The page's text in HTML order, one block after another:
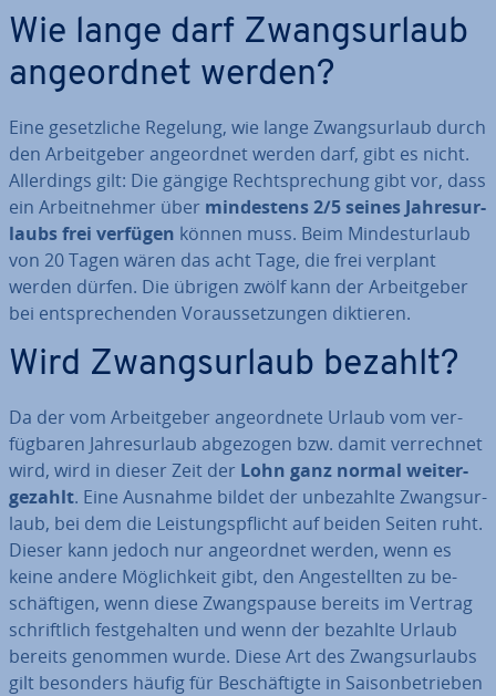
Wie lange darf Zwangs­ur­laub
an­ge­ord­net werden?
Eine ge­setz­li­che Regelung, wie lange Zwangs­ur­laub durch
den Ar­beit­ge­ber an­ge­ord­net werden darf, gibt es nicht.
Al­ler­dings gilt: Die gängige Recht­spre­chung gibt vor, dass
ein Ar­beit­neh­mer über min­des­tens 2/5 seines Jah­res­ur­
laubs frei verfügen können muss. Beim Min­dest­ur­laub
von 20 Tagen wären das acht Tage, die frei verplant
werden dürfen. Die übrigen zwölf kann der Ar­beit­ge­ber
bei ent­spre­chen­den Vor­aus­set­zun­gen diktieren.
Wird Zwangs­ur­laub bezahlt?
Da der vom Ar­beit­ge­ber an­ge­ord­ne­te Urlaub vom ver­
füg­ba­ren Jah­res­ur­laub abgezogen bzw. damit ver­rech­net
wird, wird in dieser Zeit der Lohn ganz normal wei­ter­
ge­zahlt. Eine Ausnahme bildet der un­be­zahl­te Zwangs­ur­
laub, bei dem die Leis­tungs­pflicht auf beiden Seiten ruht.
Dieser kann jedoch nur an­ge­ord­net werden, wenn es
keine andere Mög­lich­keit gibt, den An­ge­stell­ten zu be­
schäf­ti­gen, wenn diese Zwangs­pau­se bereits im Vertrag
schrift­lich fest­ge­hal­ten und wenn der bezahlte Urlaub
bereits genommen wurde. Diese Art des Zwangs­ur­laubs
gilt besonders häufig für Be­schäf­tig­te in Sai­son­be­trie­ben